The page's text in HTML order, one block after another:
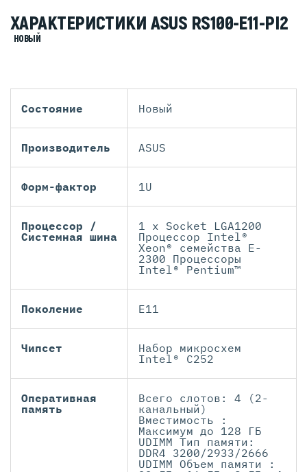
ХАРАКТЕРИСТИКИ ASUS RS100-E11-PI2
НОВЫЙ
Состояние Новый
Производитель ASUS
Форм-фактор 1U
Процессор /
Системная шина
1 x Socket LGA1200
Процессор Intel®
Xeon® семейства E-
2300 Процессоры
Intel® Pentium™
Поколение Е11
Чипсeт
Набор микросхем
Intel® C252
Оперативная
память
Всего слотов: 4 (2-
канальный)
Вместимость :
Максимум до 128 ГБ
UDIMM Тип памяти:
DDR4 3200/2933/2666
UDIMM Объем памяти :